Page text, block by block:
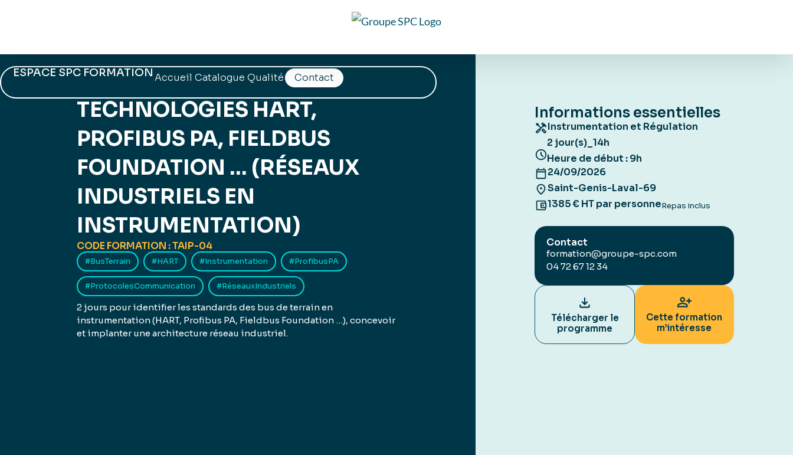
ESPACE SPC FORMATIONAccueil Catalogue Qualité Contact
TECHNOLOGIES HART,
PROFIBUS PA, FIELDBUS
FOUNDATION … (RÉSEAUX
INDUSTRIELS EN
INSTRUMENTATION)
CODE FORMATION : TAIP-04
#BusTerrain #HART #Instrumentation #ProfibusPA
#ProtocolesCommunication #RéseauxIndustriels
2 jours pour identifier les standards des bus de terrain en
instrumentation (HART, Profibus PA, Fieldbus Foundation …), concevoir
et implanter une architecture réseau industriel.
Informations essentielles
Instrumentation et Régulation
2 jour(s)–14h
Heure de début : 9h
24/09/2026
Saint-Genis-Laval-69
1385 € HT par personneRepas inclus
Contact
formation@groupe-spc.com
04 72 67 12 34
Télécharger le
programme
Cette formation
m’intéresse